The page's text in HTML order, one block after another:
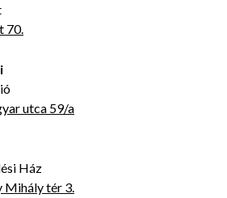
70.
utca 59/a
Ház
Mihály tér 3.